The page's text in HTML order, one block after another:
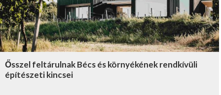
Ősszel feltárulnak Bécs és környékének rendkívüli
építészeti kincsei